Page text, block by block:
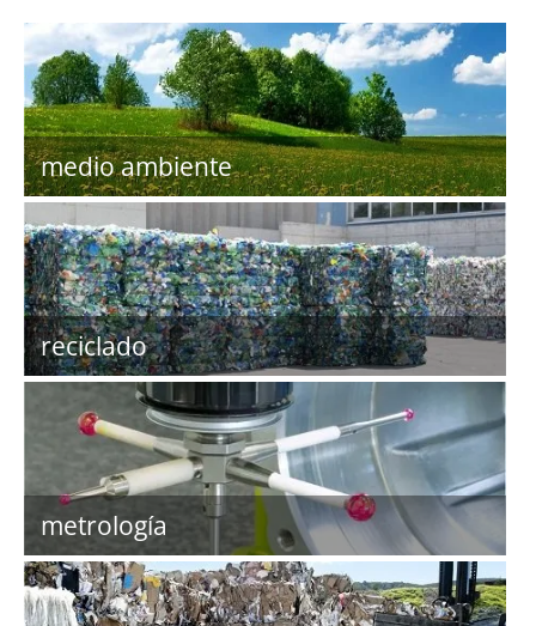
medio ambiente
reciclado
metrología